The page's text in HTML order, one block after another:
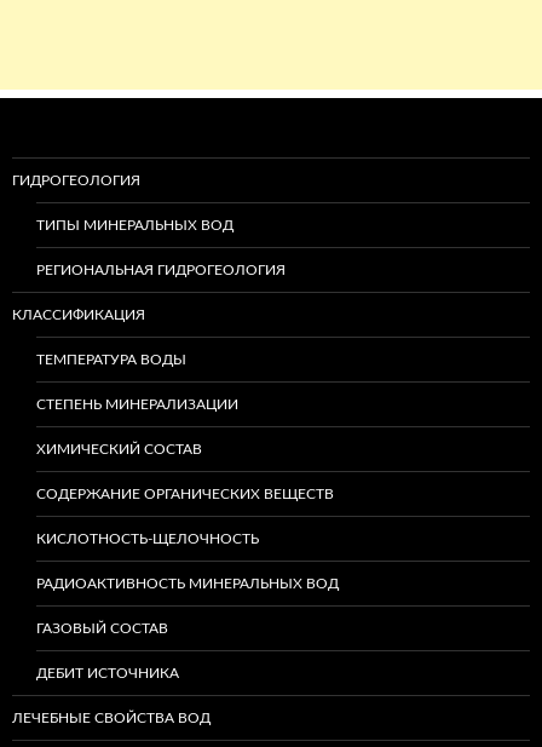
ГИДРОГЕОЛОГИЯ
ТИПЫ МИНЕРАЛЬНЫХ ВОД
РЕГИОНАЛЬНАЯ ГИДРОГЕОЛОГИЯ
КЛАССИФИКАЦИЯ
ТЕМПЕРАТУРА ВОДЫ
СТЕПЕНЬ МИНЕРАЛИЗАЦИИ
ХИМИЧЕСКИЙ СОСТАВ
СОДЕРЖАНИЕ ОРГАНИЧЕСКИХ ВЕЩЕСТВ
КИСЛОТНОСТЬ-ЩЕЛОЧНОСТЬ
РАДИОАКТИВНОСТЬ МИНЕРАЛЬНЫХ ВОД
ГАЗОВЫЙ СОСТАВ
ДЕБИТ ИСТОЧНИКА
ЛЕЧЕБНЫЕ СВОЙСТВА ВОД